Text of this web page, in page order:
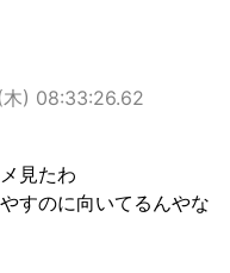
) 08:33:26.62
見たわ
すのに向いてるんやな